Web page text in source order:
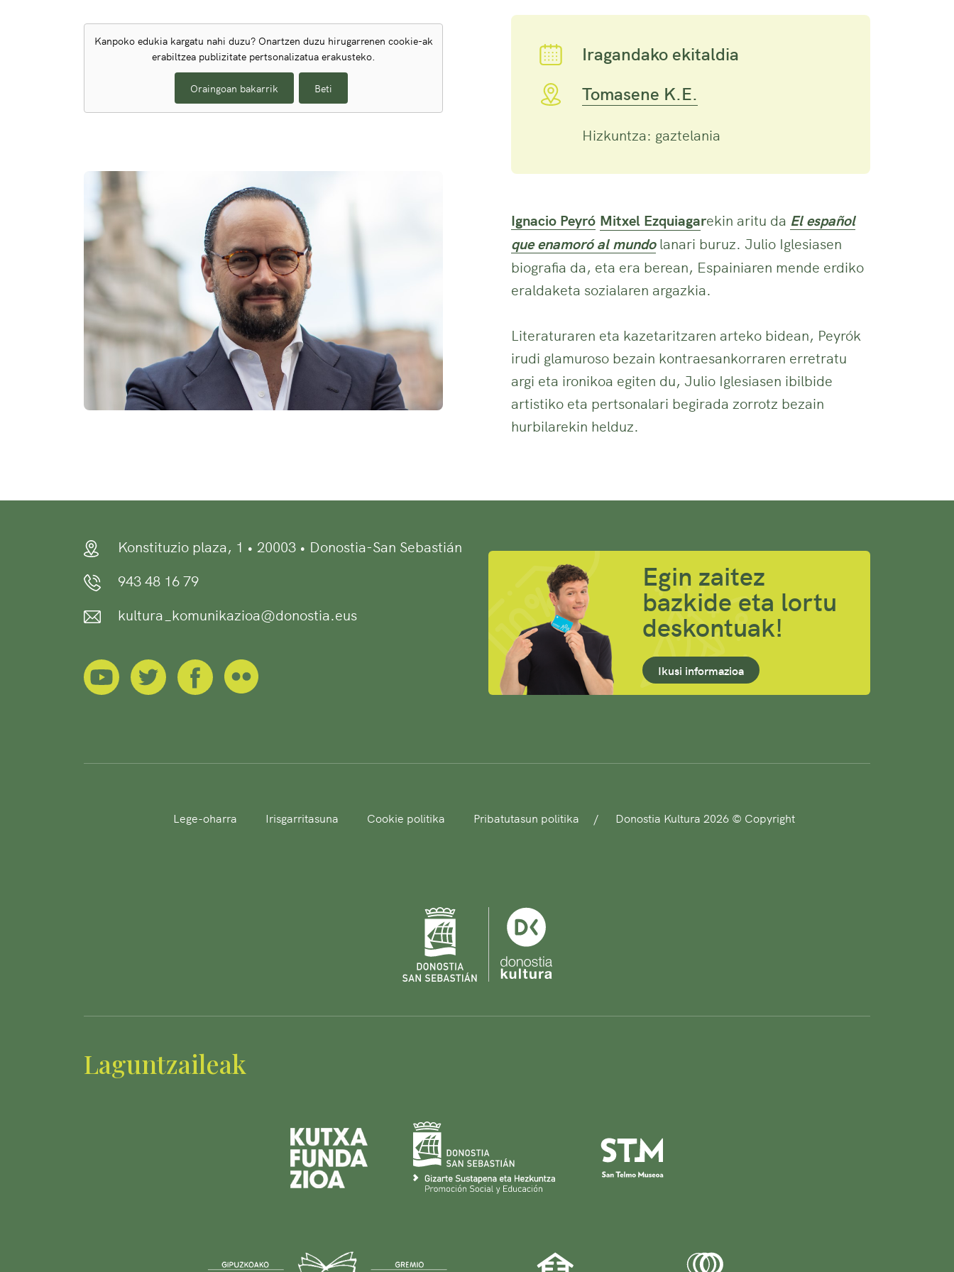
Kanpoko edukia kargatu nahi duzu? Onartzen duzu hirugarrenen cookie-ak
erabiltzea publizitate pertsonalizatua erakusteko.
Oraingoan bakarrik Beti
Iragandako ekitaldia
Tomasene K.E.
Hizkuntza: gaztelania
Ignacio Peyró Mitxel Ezquiagarekin aritu da El español
que enamoró al mundolanari buruz. Julio Iglesiasen
biografia da, eta era berean, Espainiaren mende erdiko
eraldaketa sozialaren argazkia.
Literaturaren eta kazetaritzaren arteko bidean, Peyrók
irudi glamuroso bezain kontraesankorraren erretratu
argi eta ironikoa egiten du, Julio Iglesiasen ibilbide
artistiko eta pertsonalari begirada zorrotz bezain
hurbilarekin helduz.
Konstituzio plaza, 1 • 20003 • Donostia-San Sebastián
943 48 16 79
kultura_komunikazioa@donostia.eus
Egin zaitez
bazkide eta lortu
deskontuak!
Ikusi informazioa
Lege-oharra Irisgarritasuna Cookie politika Pribatutasun politika Donostia Kultura 2026 © Copyright
Laguntzaileak